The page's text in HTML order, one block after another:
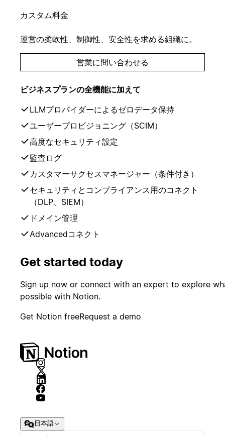
カスタム料金
運営の柔軟性、制御性、安全性を求める組織に。
営業に問い合わせる
ビジネスプランの全機能に加えて
LLMプロバイダーによるゼロデータ保持
ユーザープロビジョニング（SCIM）
高度なセキュリティ設定
監査ログ
カスタマーサクセスマネージャー（条件付き）
セキュリティとコンプライアンス用のコネクト
（DLP、SIEM）
ドメイン管理
Advancedコネクト
Get started today
Sign up now or connect with an expert to explore
possible with Notion.
Get Notion freeRequest a demo
日本語